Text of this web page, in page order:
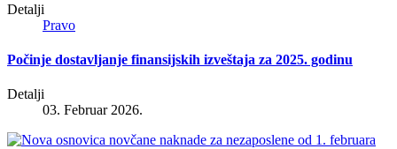
Detalji
Pravo
Počinje dostavljanje finansijskih izveštaja za 2025. godinu
Detalji
03. Februar 2026.